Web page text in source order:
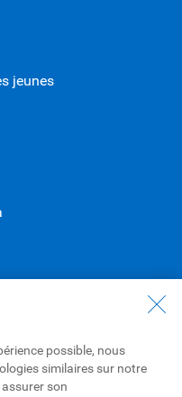
jeunes
possible, nous
similaires sur notre
son